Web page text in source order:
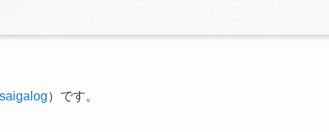
）です。